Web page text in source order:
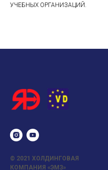
УЧЕБНЫХ ОРГАНИЗАЦИЙ.
© 2021 ХОЛДИНГОВАЯ
КОМПАНИЯ «ЭМЗ»